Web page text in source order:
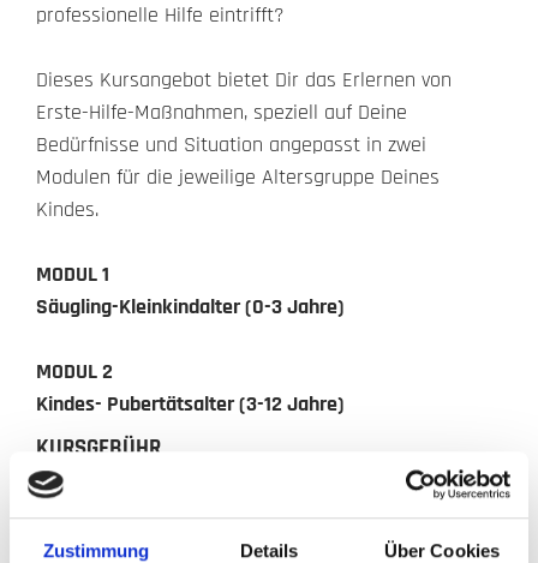
Zustimmung Details Über Cookies
professionelle Hilfe eintrifft?
Dieses Kursangebot bietet Dir das Erlernen von
Erste-Hilfe-Maßnahmen, speziell auf Deine
Bedürfnisse und Situation angepasst in zwei
Modulen für die jeweilige Altersgruppe Deines
Kindes.
MODUL 1
Säugling-Kleinkindalter (0-3 Jahre)
MODUL 2
Kindes- Pubertätsalter (3-12 Jahre)
KURSGEBÜHR
40€ pro Person